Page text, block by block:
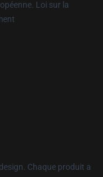
Loi sur la
Chaque produit a